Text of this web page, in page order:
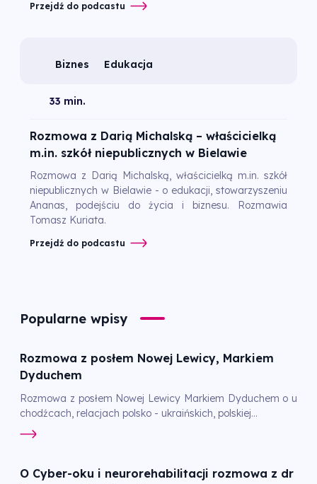
Przejdź do podcastu
Biznes Edukacja
33 min.
Rozmowa z Darią Michalską – właścicielką
m.in. szkół niepublicznych w Bielawie
Rozmowa z Darią Michalską, właścicielką m.in. szkół
niepublicznych w Bielawie - o edukacji, stowarzyszeniu
Ananas, podejściu do życia i biznesu. Rozmawia
Tomasz Kuriata.
Przejdź do podcastu
Popularne wpisy
Rozmowa z posłem Nowej Lewicy, Markiem
Dyduchem
Rozmowa z posłem Nowej Lewicy Markiem Dyduchem o u
chodźcach, relacjach polsko - ukraińskich, polskiej...
O Cyber-oku i neurorehabilitacji rozmowa z dr